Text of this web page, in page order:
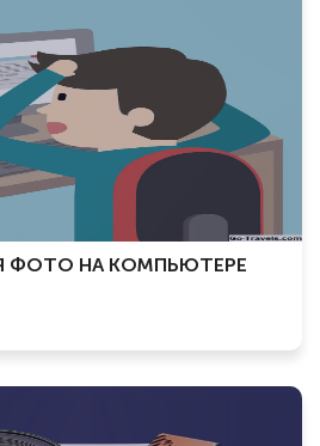
ФОТО НА КОМПЬЮТЕРЕ